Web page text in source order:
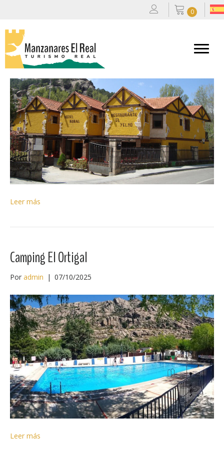
0
Poradmin
Leer más
Camping El Ortigal
Por admin | 07/10/2025
Leer más